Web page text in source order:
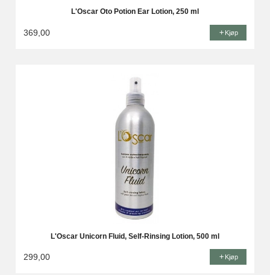
L'Oscar Oto Potion Ear Lotion, 250 ml
369,00 Kjøp
L'Oscar Unicorn Fluid, Self-Rinsing Lotion, 500 ml
299,00 Kjøp